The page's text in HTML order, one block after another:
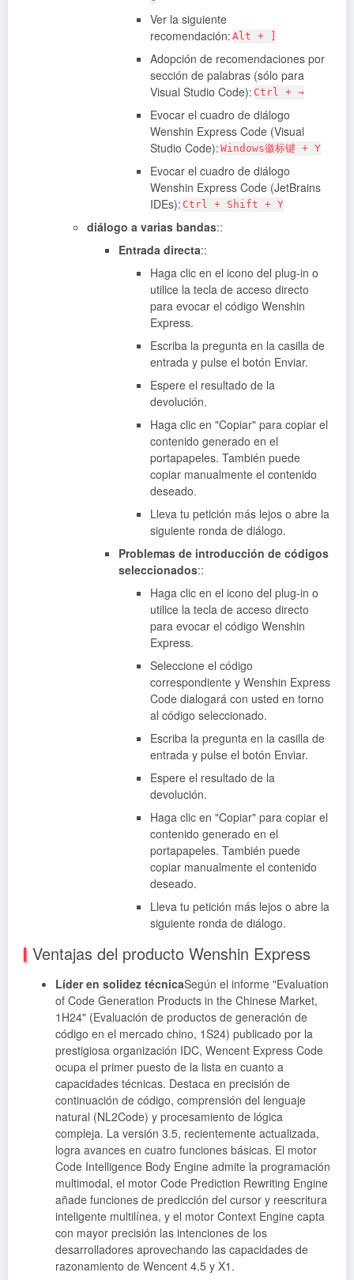
Ver la siguiente
recomendación: Alt + ]
Adopción de recomendaciones por
sección de palabras (sólo para
Visual Studio Code): Ctrl + →
Evocar el cuadro de diálogo
Wenshin Express Code (Visual
Studio Code): Windows徽标键 + Y
Evocar el cuadro de diálogo
Wenshin Express Code (JetBrains
IDEs): Ctrl + Shift + Y
diálogo a varias bandas::
Entrada directa::
Haga clic en el icono del plug-in o
utilice la tecla de acceso directo
para evocar el código Wenshin
Express.
Escriba la pregunta en la casilla de
entrada y pulse el botón Enviar.
Espere el resultado de la
devolución.
Haga clic en "Copiar" para copiar el
contenido generado en el
portapapeles. También puede
copiar manualmente el contenido
deseado.
Lleva tu petición más lejos o abre la
siguiente ronda de diálogo.
Problemas de introducción de códigos
seleccionados::
Haga clic en el icono del plug-in o
utilice la tecla de acceso directo
para evocar el código Wenshin
Express.
Seleccione el código
correspondiente y Wenshin Express
Code dialogará con usted en torno
al código seleccionado.
Escriba la pregunta en la casilla de
entrada y pulse el botón Enviar.
Espere el resultado de la
devolución.
Haga clic en "Copiar" para copiar el
contenido generado en el
portapapeles. También puede
copiar manualmente el contenido
deseado.
Lleva tu petición más lejos o abre la
siguiente ronda de diálogo.
Ventajas del producto Wenshin Express
Líder en solidez técnicaSegún el informe "Evaluation
of Code Generation Products in the Chinese Market,
1H24" (Evaluación de productos de generación de
código en el mercado chino, 1S24) publicado por la
prestigiosa organización IDC, Wencent Express Code
ocupa el primer puesto de la lista en cuanto a
capacidades técnicas. Destaca en precisión de
continuación de código, comprensión del lenguaje
natural (NL2Code) y procesamiento de lógica
compleja. La versión 3.5, recientemente actualizada,
logra avances en cuatro funciones básicas. El motor
Code Intelligence Body Engine admite la programación
multimodal, el motor Code Prediction Rewriting Engine
añade funciones de predicción del cursor y reescritura
inteligente multilínea, y el motor Context Engine capta
con mayor precisión las intenciones de los
desarrolladores aprovechando las capacidades de
razonamiento de Wencent 4.5 y X1.